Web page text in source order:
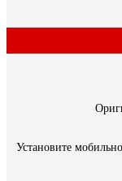
Установите